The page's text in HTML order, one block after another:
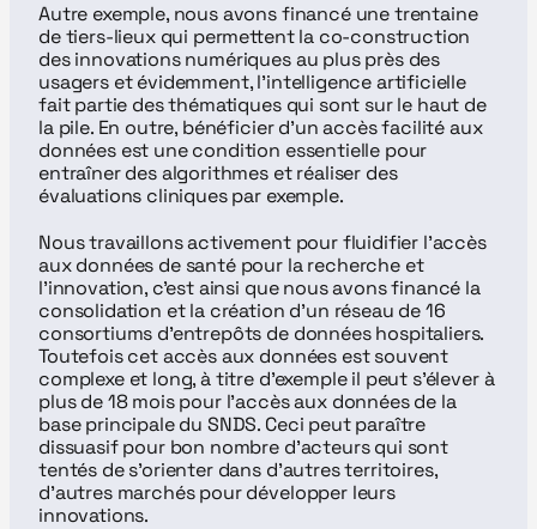
Autre exemple, nous avons financé une trentaine
de tiers-lieux qui permettent la co-construction
des innovations numériques au plus près des
usagers et évidemment, l'intelligence artificielle
fait partie des thématiques qui sont sur le haut de
la pile. En outre, bénéficier d’un accès facilité aux
données est une condition essentielle pour
entraîner des algorithmes et réaliser des
évaluations cliniques par exemple.
Nous travaillons activement pour fluidifier l’accès
aux données de santé pour la recherche et
l'innovation, c’est ainsi que nous avons financé la
consolidation et la création d’un réseau de 16
consortiums d’entrepôts de données hospitaliers.
Toutefois cet accès aux données est souvent
complexe et long, à titre d’exemple il peut s’élever à
plus de 18 mois pour l’accès aux données de la
base principale du SNDS. Ceci peut paraître
dissuasif pour bon nombre d'acteurs qui sont
tentés de s’orienter dans d'autres territoires,
d'autres marchés pour développer leurs
innovations.